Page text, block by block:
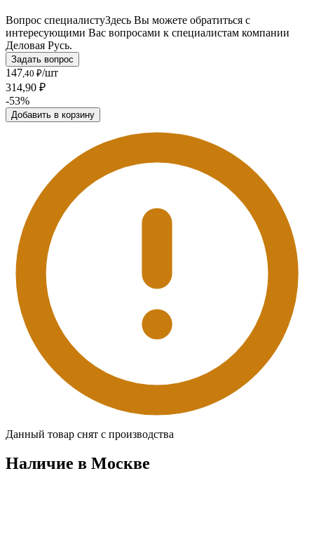
Вопрос специалистуЗдесь Вы можете обратиться с
интересующими Вас вопросами к специалистам компании
Деловая Русь.
Задать вопрос
147 ,40 ₽/шт
314,90 ₽
-53%
Добавить в корзину
Данный товар снят с производства
Наличие в Москвe